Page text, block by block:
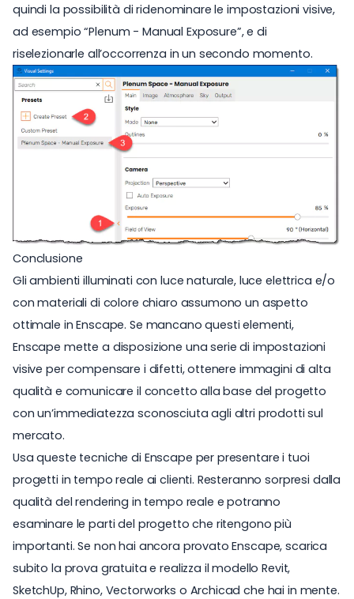
quindi la possibilità di ridenominare le impostazioni visive,
ad esempio “Plenum - Manual Exposure”, e di
riselezionarle all’occorrenza in un secondo momento.
Conclusione
Gli ambienti illuminati con luce naturale, luce elettrica e/o
con materiali di colore chiaro assumono un aspetto
ottimale in Enscape. Se mancano questi elementi,
Enscape mette a disposizione una serie di impostazioni
visive per compensare i difetti, ottenere immagini di alta
qualità e comunicare il concetto alla base del progetto
con un’immediatezza sconosciuta agli altri prodotti sul
mercato.
Usa queste tecniche di Enscape per presentare i tuoi
progetti in tempo reale ai clienti. Resteranno sorpresi dalla
qualità del rendering in tempo reale e potranno
esaminare le parti del progetto che ritengono più
importanti. Se non hai ancora provato Enscape, scarica
subito la prova gratuita e realizza il modello Revit,
SketchUp, Rhino, Vectorworks o Archicad che hai in mente.